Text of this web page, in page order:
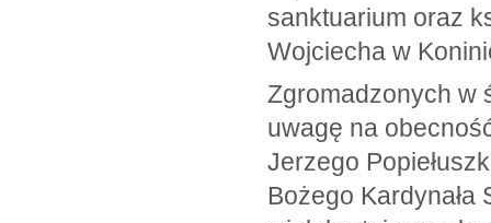
sanktuarium oraz
Wojciecha w
Zgromadzonych w
uwagę na
Jerzego
Bożego Kardynała